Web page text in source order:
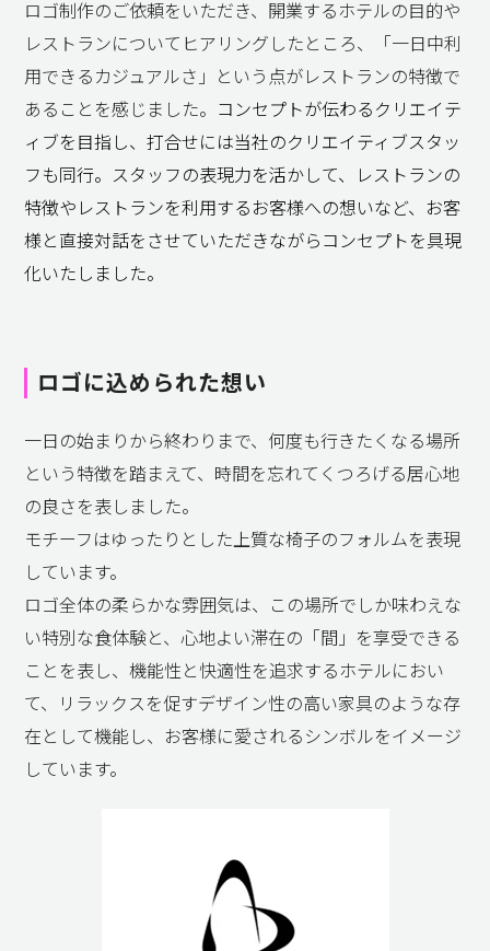
ロゴ制作のご依頼をいただき、開業するホテルの目的や
レストランについてヒアリングしたところ、「一日中利
用できるカジュアルさ」という点がレストランの特徴で
あることを感じました。 コンセプトが伝わるクリエイテ
ィブを目指し、打合せには当社のクリエイティブスタッ
フも同行。スタッフの表現力を活かして、レストランの
特徴やレストランを利用するお客様への想いなど、お客
様と直接対話をさせていただきながらコンセプトを具現
化いたしました。
ロゴに込められた想い
一日の始まりから終わりまで、何度も行きたくなる場所
という特徴を踏まえて、時間を忘れてくつろげる居心地
の良さを表しました。
モチーフはゆったりとした上質な椅子のフォルムを表現
しています。
ロゴ全体の柔らかな雰囲気は、この場所でしか味わえな
い特別な食体験と、心地よい滞在の「間」を享受できる
ことを表し、機能性と快適性を追求するホテルにおい
て、リラックスを促すデザイン性の高い家具のような存
在として機能し、お客様に愛されるシンボルをイメージ
しています。